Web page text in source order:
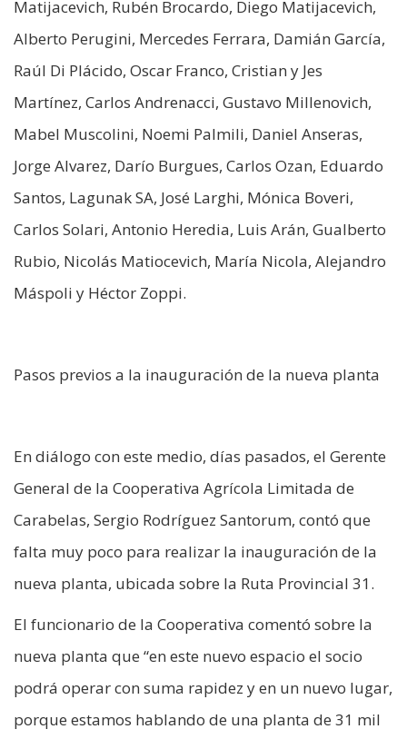
Matijacevich, Rubén Brocardo, Diego Matijacevich,
Alberto Perugini, Mercedes Ferrara, Damián García,
Raúl Di Plácido, Oscar Franco, Cristian y Jes
Martínez, Carlos Andrenacci, Gustavo Millenovich,
Mabel Muscolini, Noemi Palmili, Daniel Anseras,
Jorge Alvarez, Darío Burgues, Carlos Ozan, Eduardo
Santos, Lagunak SA, José Larghi, Mónica Boveri,
Carlos Solari, Antonio Heredia, Luis Arán, Gualberto
Rubio, Nicolás Matiocevich, María Nicola, Alejandro
Máspoli y Héctor Zoppi.
Pasos previos a la inauguración de la nueva planta
En diálogo con este medio, días pasados, el Gerente
General de la Cooperativa Agrícola Limitada de
Carabelas, Sergio Rodríguez Santorum, contó que
falta muy poco para realizar la inauguración de la
nueva planta, ubicada sobre la Ruta Provincial 31.
El funcionario de la Cooperativa comentó sobre la
nueva planta que “en este nuevo espacio el socio
podrá operar con suma rapidez y en un nuevo lugar,
porque estamos hablando de una planta de 31 mil